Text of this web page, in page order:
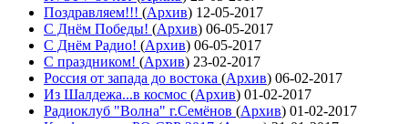
Поздравляем!!! (Архив) 12-05-2017
С Днём Победы! (Архив) 06-05-2017
С Днём Радио! (Архив) 06-05-2017
С праздником! (Архив) 23-02-2017
Россия от запада до востока (Архив) 06-02-2017
Из Шалдежа...в космос (Архив) 01-02-2017
Радиоклуб "Волна" г.Семёнов (Архив) 01-02-2017